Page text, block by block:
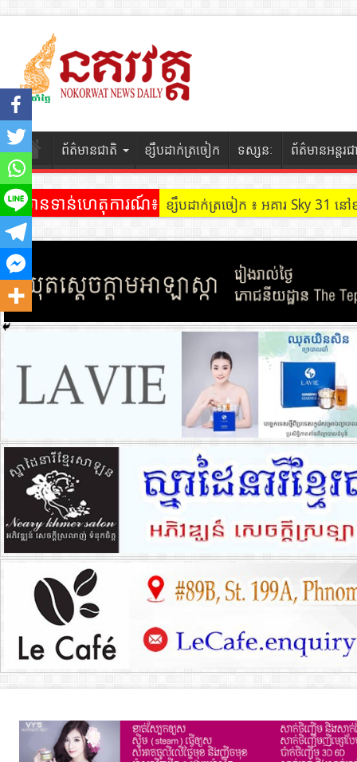
ព័ត៌មានជាតិ ខ្សឹបដាក់ត្រចៀក ទស្សនៈ ព័ត៌មានអន្តរជ
ព័ត៌មានទាន់ហេតុការណ៍៖ ខ្សឹបដាក់ត្រចៀក ៖ អគារ Sky 31